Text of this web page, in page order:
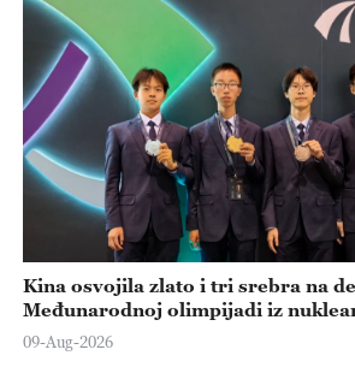
Kina osvojila zlato i tri srebra na
Međunarodnoj olimpijadi iz
09-Aug-2026